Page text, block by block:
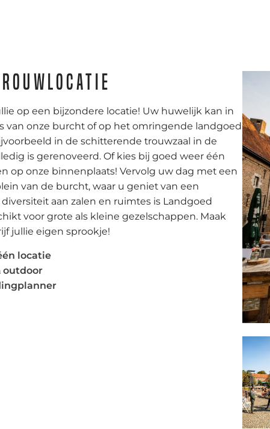
op een bijzondere locatie! Uw huwelijk kan in
van onze burcht of op het omringende landgoed
in de schitterende trouwzaal in de
is gerenoveerd. Of kies bij goed weer één
op onze binnenplaats! Vervolg uw dag met een
van de burcht, waar u geniet van een
aan zalen en ruimtes is Landgoed
voor grote als kleine gezelschappen. Maak
jullie eigen sprookje!
locatie
outdoor